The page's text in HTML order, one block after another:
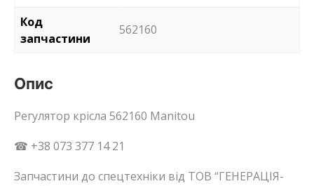
Код
запчастини
562160
Опис
Регулятор крісла 562160 Manitou
☎ +38 073 377 14 21
Запчастини до спецтехніки від ТОВ “ГЕНЕРАЦІЯ-